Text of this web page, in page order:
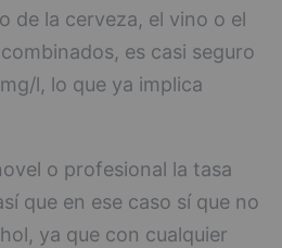
de la cerveza, el vino o el
es casi seguro
l, lo que ya implica
o profesional la tasa
que en ese caso sí que no
ya que con cualquier